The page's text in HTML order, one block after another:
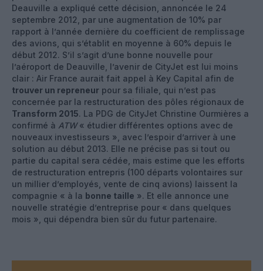
Deauville a expliqué cette décision, annoncée le 24
septembre 2012, par une augmentation de 10% par
rapport à l’année dernière du coefficient de remplissage
des avions, qui s’établit en moyenne à 60% depuis le
début 2012. S’il s’agit d’une bonne nouvelle pour
l’aéroport de Deauville, l’avenir de CityJet est lui moins
clair : Air France aurait fait appel à Key Capital afin de
trouver un repreneur pour sa filiale, qui n’est pas
concernée par la restructuration des pôles régionaux de
Transform 2015. La PDG de CityJet Christine Ourmières a
confirmé à ATW« étudier différentes options avec de
nouveaux investisseurs », avec l’espoir d’arriver à une
solution au début 2013. Elle ne précise pas si tout ou
partie du capital sera cédée, mais estime que les efforts
de restructuration entrepris (100 départs volontaires sur
un millier d’employés, vente de cinq avions) laissent la
compagnie « à la bonne taille ». Et elle annonce une
nouvelle stratégie d’entreprise pour « dans quelques
mois », qui dépendra bien sûr du futur partenaire.